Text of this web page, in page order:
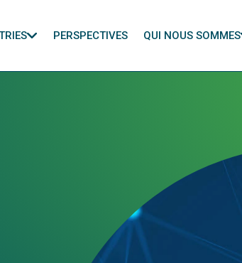
PERSPECTIVES QUI NOUS SOMMES